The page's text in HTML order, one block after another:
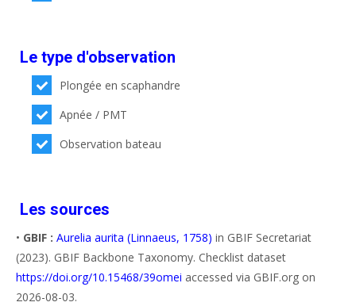
Le type d'observation
Plongée en scaphandre
Apnée / PMT
Observation bateau
Les sources
• GBIF : Aurelia aurita (Linnaeus, 1758) in GBIF Secretariat
(2023). GBIF Backbone Taxonomy. Checklist dataset
https://doi.org/10.15468/39omei accessed via GBIF.org on
2026-08-03.